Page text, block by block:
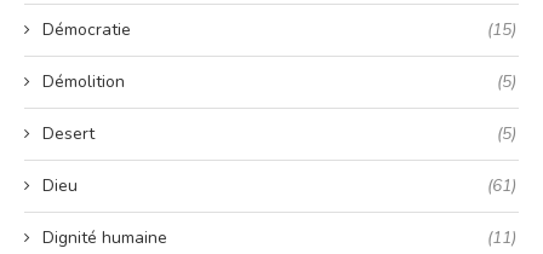
Démocratie (15)
Démolition (5)
Desert (5)
Dieu (61)
Dignité humaine (11)